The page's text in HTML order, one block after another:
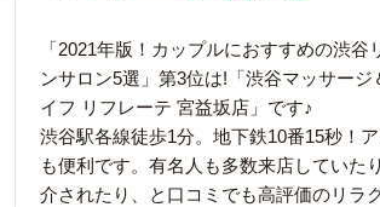
「2021年版！カップルにおすすめの渋谷
ンサロン5選」第3位は!「渋谷マッサージ
イフ リフレーテ 宮益坂店」です♪
渋谷駅各線徒歩1分。地下鉄10番15秒！
も便利です。有名人も多数来店していた
介されたり、と口コミでも高評価のリラ